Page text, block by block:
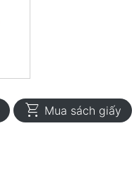
shopping_cart Mua sách giấy